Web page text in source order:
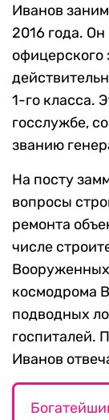
Иванов
2016 года.
офицерского
1-го класса.
госслужбе,
званию
На посту
вопросы
ремонта
числе
космодрома
подводных
госпиталей.
Иванов